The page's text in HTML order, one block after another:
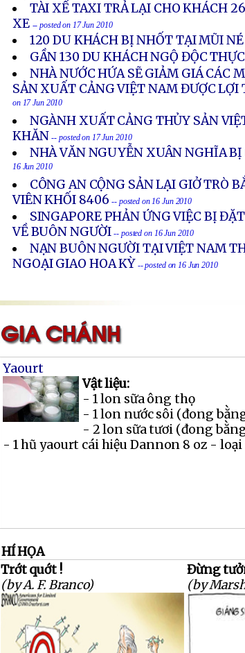
TÀI XẾ TAXI TRẢ LẠI CHO KHÁCH
XE -- posted on 17 Jun 2010
120 DU KHÁCH BỊ NHỐT TẠI MŨI NÉ
GẦN 130 DU KHÁCH NGỘ ĐỘC
NHÀ NƯỚC HỨA SẼ GIẢM GIÁ CÁC
SẢN XUẤT CẢNG VIỆT NAM ĐƯỢC LỢI
on 17 Jun 2010
NGÀNH XUẤT CẢNG THỦY SẢN
KHĂN -- posted on 17 Jun 2010
NHÀ VĂN NGUYỄN XUÂN NGHĨA
16 Jun 2010
CÔNG AN CỘNG SẢN LẠI GIỞ TRÒ
VIÊN KHỐI 8406 -- posted on 16 Jun 2010
SINGAPORE PHẢN ỨNG VIỆC BỊ
VỀ BUÔN NGƯỜI -- posted on 16 Jun 2010
NẠN BUÔN NGƯỜI TẠI VIỆT NAM
NGOẠI GIAO HOA KỲ -- posted on 16 Jun 2010
Yaourt
Vật liệu:
- 1 lon sữa ông thọ
- 1 lon nước sôi (đong
- 2 lon sữa tươi (đong
- 1 hũ yaourt cái hiệu Dannon 8 oz - loại
HÍ HỌA
Trớt quớt !
(by A. F. Branco)
Đừng
(by